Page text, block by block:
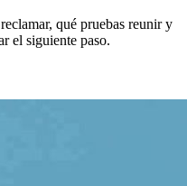
qué pruebas reunir y
el siguiente paso.